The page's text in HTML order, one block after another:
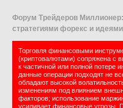
Форум Трейдеров
стратегиями форекс и
Торговля финансовыми
(криптовалютами) сопряжена с
к частичной или полной потере
данные операции подходят не
обладают высокой
изменениям под влиянием
факторов; использование
усиливает финансовые угрозы.